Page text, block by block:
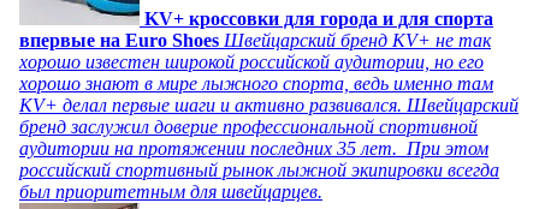
KV+ кроссовки для города и для спорта
впервые на Euro Shoes Швейцарский бренд KV+ не так
хорошо известен широкой российской аудитории, но его
хорошо знают в мире лыжного спорта, ведь именно там
KV+ делал первые шаги и активно развивался. Швейцарский
бренд заслужил доверие профессиональной спортивной
аудитории на протяжении последних 35 лет. При этом
российский спортивный рынок лыжной экипировки всегда
был приоритетным для швейцарцев.